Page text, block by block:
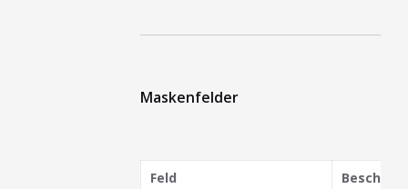
Maskenfelder
Feld